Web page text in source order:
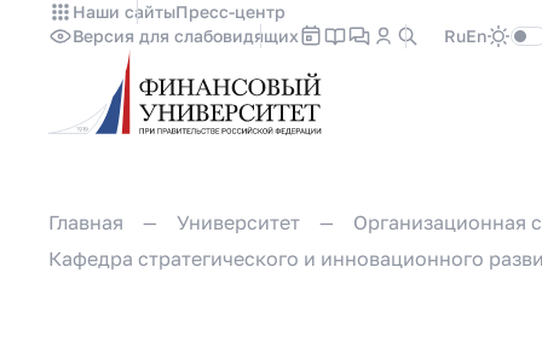
Наши сайтыПресс-центр
Версия для слабовидящих
RuEn
Главная Университет
Организационная
Кафедра стратегического и инновационного